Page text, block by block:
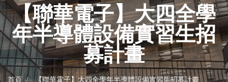
【聯華電子】大四全學
年半導體設備實習生招
募計畫
首頁 【聯華電子】大四全學年半導體設備實習生招募計畫